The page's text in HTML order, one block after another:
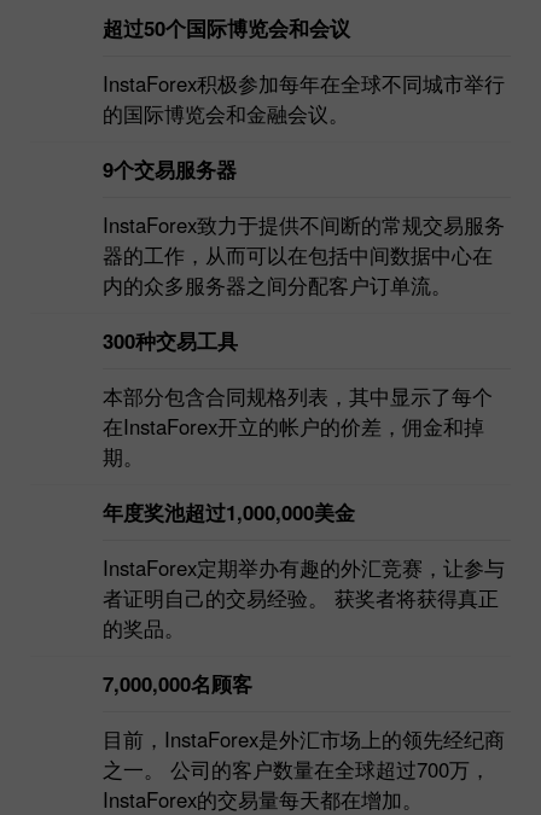
超过50个国际博览会和会议
InstaForex积极参加每年在全球不同城市举行
的国际博览会和金融会议。
9个交易服务器
InstaForex致力于提供不间断的常规交易服务
器的工作，从而可以在包括中间数据中心在
内的众多服务器之间分配客户订单流。
300种交易工具
本部分包含合同规格列表，其中显示了每个
在InstaForex开立的帐户的价差，佣金和掉
期。
年度奖池超过1,000,000美金
InstaForex定期举办有趣的外汇竞赛，让参与
者证明自己的交易经验。 获奖者将获得真正
的奖品。
7,000,000名顾客
目前，InstaForex是外汇市场上的领先经纪商
之一。 公司的客户数量在全球超过700万，
InstaForex的交易量每天都在增加。